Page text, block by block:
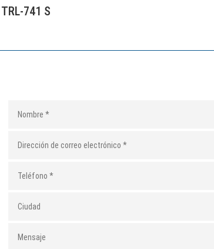
TRL-741 S